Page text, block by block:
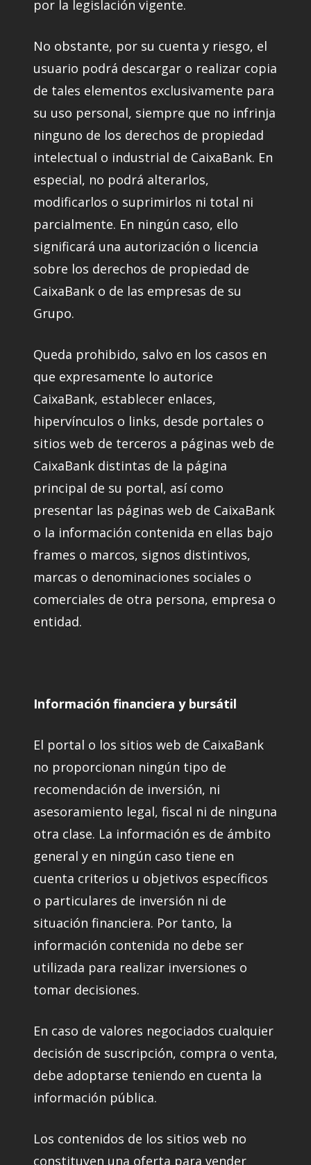
por la legislación vigente.
No obstante, por su cuenta y riesgo, el
usuario podrá descargar o realizar copia
de tales elementos exclusivamente para
su uso personal, siempre que no infrinja
ninguno de los derechos de propiedad
intelectual o industrial de CaixaBank. En
especial, no podrá alterarlos,
modificarlos o suprimirlos ni total ni
parcialmente. En ningún caso, ello
significará una autorización o licencia
sobre los derechos de propiedad de
CaixaBank o de las empresas de su
Grupo.
Queda prohibido, salvo en los casos en
que expresamente lo autorice
CaixaBank, establecer enlaces,
hipervínculos o links, desde portales o
sitios web de terceros a páginas web de
CaixaBank distintas de la página
principal de su portal, así como
presentar las páginas web de CaixaBank
o la información contenida en ellas bajo
frames o marcos, signos distintivos,
marcas o denominaciones sociales o
comerciales de otra persona, empresa o
entidad.
Información financiera y bursátil
El portal o los sitios web de CaixaBank
no proporcionan ningún tipo de
recomendación de inversión, ni
asesoramiento legal, fiscal ni de ninguna
otra clase. La información es de ámbito
general y en ningún caso tiene en
cuenta criterios u objetivos específicos
o particulares de inversión ni de
situación financiera. Por tanto, la
información contenida no debe ser
utilizada para realizar inversiones o
tomar decisiones.
En caso de valores negociados cualquier
decisión de suscripción, compra o venta,
debe adoptarse teniendo en cuenta la
información pública.
Los contenidos de los sitios web no
constituyen una oferta para vender